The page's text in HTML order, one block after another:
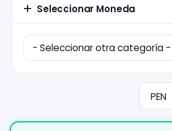
Seleccionar Moneda